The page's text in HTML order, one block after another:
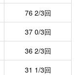
76 2/3回
37 0/3回
36 2/3回
31 1/3回